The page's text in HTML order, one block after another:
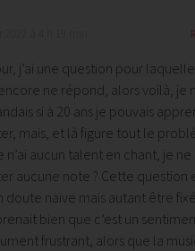
j’ai une question pour
ne répond, alors voilà, je
si à 20 ans je pouvais
mais, et là figure tout le
n’ai aucun talent en chant, je ne
aucune note ? Cette question
doute naïve mais autant être
bien que c’est un
frustrant, alors que la